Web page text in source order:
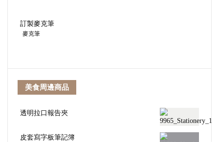
訂製麥克筆
麥克筆
美食周邊商品
透明拉口報告夾
皮套寫字板筆記簿